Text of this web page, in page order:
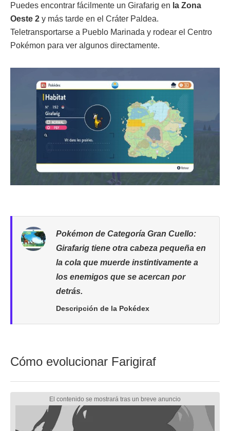
Puedes encontrar fácilmente un Girafarig en la Zona
Oeste 2 y más tarde en el Cráter Paldea.
Teletransportarse a Pueblo Marinada y rodear el Centro
Pokémon para ver algunos directamente.
Pokémon de Categoría Gran Cuello:
Girafarig tiene otra cabeza pequeña en
la cola que muerde instintivamente a
los enemigos que se acercan por
detrás.
Descripción de la Pokédex
Cómo evolucionar Farigiraf